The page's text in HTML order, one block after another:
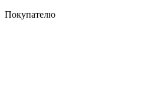
Покупателю